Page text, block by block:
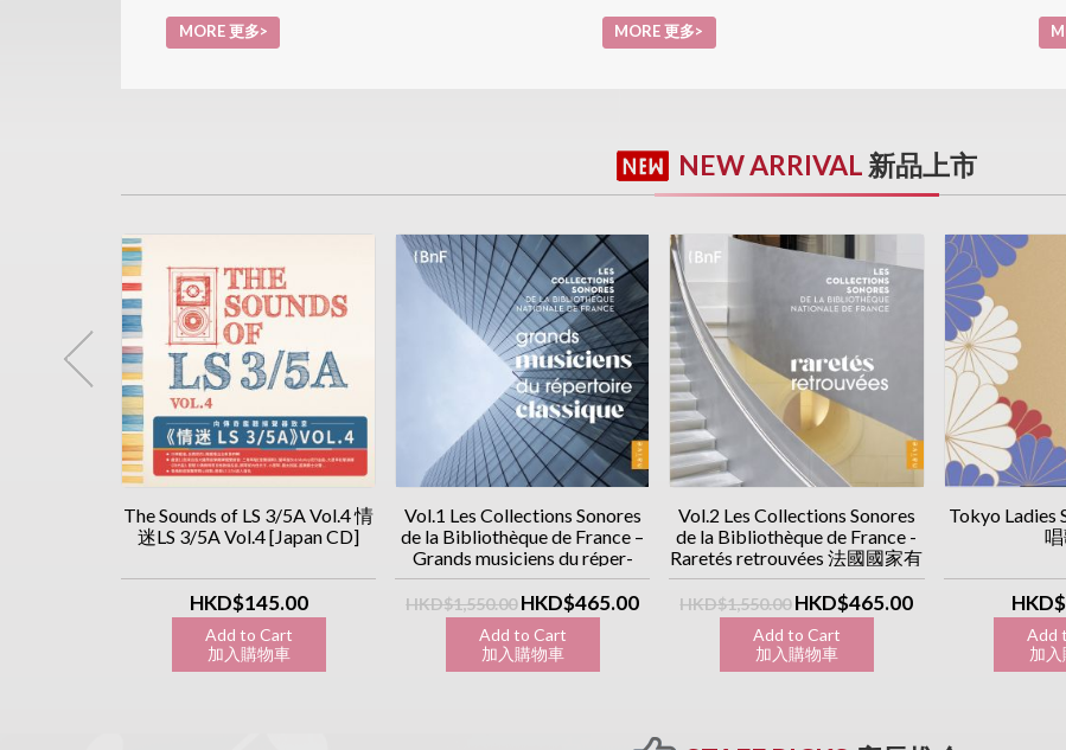
MORE 更多> MORE 更多>
NEW ARRIVAL 新品上市
The Sounds of LS 3/5A Vol.4 情
迷LS 3/5A Vol.4 [Japan CD]
HKD$145.00
Add to Cart
加入購物車
Vol.1 Les Collections Sonores
de la Bibliothèque de France –
Grands musiciens du réper-
toire classique (10CD優惠價)
HKD$1,550.00 HKD$465.00
Add to Cart
加入購物車
Vol.2 Les Collections Sonores
de la Bibliothèque de France -
Raretés retrouvées 法國國家有
聲圖書館藏 (下集) /「稀有錄
音」篇 (10CD優惠價)
HKD$1,550.00 HKD$465.00
Add to Cart
加入購物車
Tokyo Ladies
Add
加入